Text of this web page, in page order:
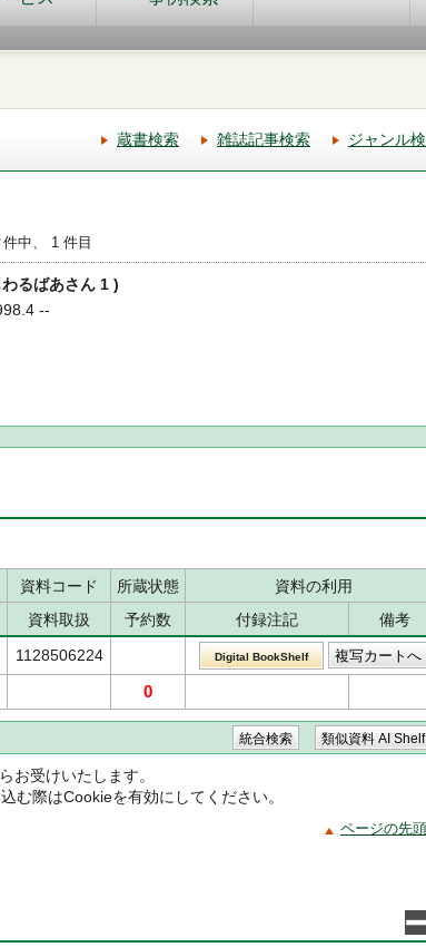
蔵書検索 雑誌記事検索 ジャンル
件中、 1 件目
るばあさん 1 )
--
資料コード 所蔵状態
資料の利用
資料取扱 予約数 付録注記
備考
1128506224 Digital BookShelf
0
お受けいたします。
む際はCookieを有効にしてください。
ページの先